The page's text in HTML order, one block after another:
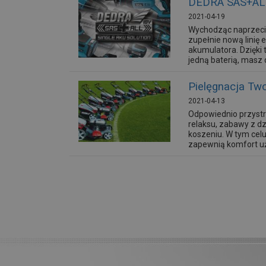
2021-04-19
Wychodząc
zupełnie nową linię
akumulatora. Dzięki
jedną baterią, masz
Pielęgnacja
2021-04-13
Odpowiednio
relaksu, zabawy z
koszeniu. W tym
zapewnią komfort